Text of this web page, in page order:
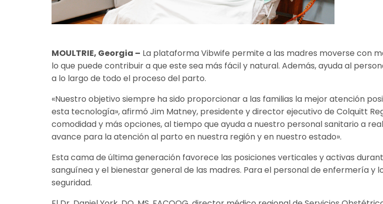
MOULTRIE, Georgia – La plataforma Vibwife permite a las madres moverse con
lo que puede contribuir a que este sea más fácil y natural. Además, ayuda al
a lo largo de todo el proceso del parto.
«Nuestro objetivo siempre ha sido proporcionar a las familias la mejor atención
esta tecnología», afirmó Jim Matney, presidente y director ejecutivo de Colquitt
comodidad y más opciones, al tiempo que ayuda a nuestro personal sanitario a
avance para la atención al parto en nuestra región y en nuestro estado».
Esta cama de última generación favorece las posiciones verticales y activas
sanguínea y el bienestar general de las madres. Para el personal de enfermería y
seguridad.